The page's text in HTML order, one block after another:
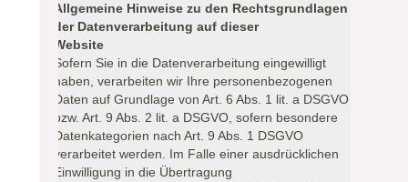
Allgemeine Hinweise zu den Rechtsgrundlagen
der Datenverarbeitung auf dieser
Website
Sofern Sie in die Datenverarbeitung eingewilligt
haben, verarbeiten wir Ihre personenbezogenen
Daten auf Grundlage von Art. 6 Abs. 1 lit. a DSGVO
bzw. Art. 9 Abs. 2 lit. a DSGVO, sofern besondere
Datenkategorien nach Art. 9 Abs. 1 DSGVO
verarbeitet werden. Im Falle einer ausdrücklichen
Einwilligung in die Übertragung